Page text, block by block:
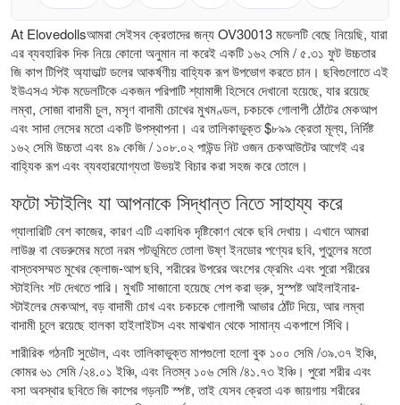
At Elovedollsআমরা সেইসব ক্রেতাদের জন্য OV30013 মডেলটি বেছে নিয়েছি, যারা
এর ব্যবহারিক দিক নিয়ে কোনো অনুমান না করেই একটি ১৬২ সেমি / ৫.৩১ ফুট উচ্চতার
জি কাপ টিপিই অ্যাডাল্ট ডলের আকর্ষণীয় বাহ্যিক রূপ উপভোগ করতে চান। ছবিগুলোতে এই
ইউএসএ স্টক মডেলটিকে একজন পরিপাটি শ্যামাঙ্গী হিসেবে দেখানো হয়েছে, যার রয়েছে
লম্বা, সোজা বাদামী চুল, মসৃণ বাদামী চোখের মুখমণ্ডল, চকচকে গোলাপী ঠোঁটের মেকআপ
এবং সাদা লেসের মতো একটি উপস্থাপনা। এর তালিকাভুক্ত $৮৯৯ ক্রেতা মূল্য, নির্দিষ্ট
১৬২ সেমি উচ্চতা এবং ৪৯ কেজি / ১০৮.০২ পাউন্ড নিট ওজন চেকআউটের আগেই এর
বাহ্যিক রূপ এবং ব্যবহারযোগ্যতা উভয়ই বিচার করা সহজ করে তোলে।
ফটো স্টাইলিং যা আপনাকে সিদ্ধান্ত নিতে সাহায্য করে
গ্যালারিটি বেশ কাজের, কারণ এটি একাধিক দৃষ্টিকোণ থেকে ছবি দেখায়। এখানে আমরা
লাউঞ্জ বা বেডরুমের মতো নরম পটভূমিতে তোলা উষ্ণ ইনডোর পণ্যের ছবি, পুতুলের মতো
বাস্তবসম্মত মুখের ক্লোজ-আপ ছবি, শরীরের উপরের অংশের ফ্রেমিং এবং পুরো শরীরের
স্টাইলিং শট দেখতে পারি। মুখটি সাজানো হয়েছে শেপ করা ভ্রু, সুস্পষ্ট আইলাইনার-
স্টাইলের মেকআপ, বড় বাদামী চোখ এবং চকচকে গোলাপী আভার ঠোঁট দিয়ে, আর লম্বা
বাদামী চুলে রয়েছে হালকা হাইলাইটস এবং মাঝখান থেকে সামান্য একপাশে সিঁথি।
শারীরিক গঠনটি সুডৌল, এবং তালিকাভুক্ত মাপগুলো হলো বুক ১০০ সেমি /৩৯.৩৭ ইঞ্চি,
কোমর ৬১ সেমি /২৪.০১ ইঞ্চি, এবং নিতম্ব ১০৬ সেমি /৪১.৭৩ ইঞ্চি। পুরো শরীর এবং
বসা অবস্থার ছবিতে জি কাপের গড়নটি স্পষ্ট, তাই যেসব ক্রেতা এক জায়গায় শরীরের